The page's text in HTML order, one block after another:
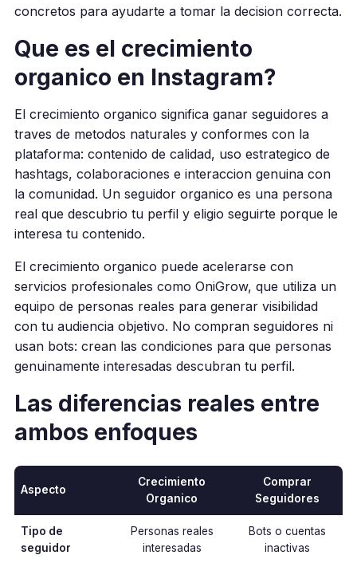
concretos para ayudarte a tomar la decision correcta.
Que es el crecimiento
organico en Instagram?
El crecimiento organico significa ganar seguidores a
traves de metodos naturales y conformes con la
plataforma: contenido de calidad, uso estrategico de
hashtags, colaboraciones e interaccion genuina con
la comunidad. Un seguidor organico es una persona
real que descubrio tu perfil y eligio seguirte porque le
interesa tu contenido.
El crecimiento organico puede acelerarse con
servicios profesionales como OniGrow, que utiliza un
equipo de personas reales para generar visibilidad
con tu audiencia objetivo. No compran seguidores ni
usan bots: crean las condiciones para que personas
genuinamente interesadas descubran tu perfil.
Las diferencias reales entre
ambos enfoques
Aspecto
Crecimiento
Organico
Comprar
Seguidores
Tipo de
seguidor
Personas reales
interesadas
Bots o cuentas
inactivas